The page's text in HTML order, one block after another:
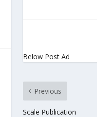
Below Post Ad
Previous
Scale Publication